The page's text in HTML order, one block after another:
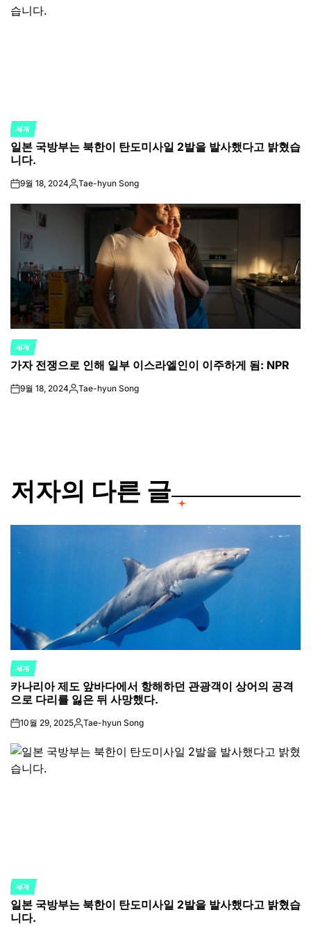
POSTED
IN
세계
일본 국방부는 북한이 탄도미사일 2발을 발사했다고 밝혔습
니다.
on9월 18, 2024Posted
Tae-hyun Song
POSTED
IN
세계
가자 전쟁으로 인해 일부 이스라엘인이 이주하게 됨: NPR
on9월 18, 2024Posted
Tae-hyun Song
저자의 다른 글
POSTED
IN
세계
카나리아 제도 앞바다에서 항해하던 관광객이 상어의 공격
으로 다리를 잃은 뒤 사망했다.
on10월 29, 2025Posted
Tae-hyun Song
POSTED
IN
세계
일본 국방부는 북한이 탄도미사일 2발을 발사했다고 밝혔습
니다.